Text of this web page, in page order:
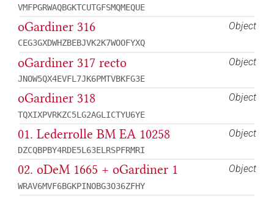
VMFPGRWAQBGKTCUTGFSMQMEQUE
Object
oGardiner 316
CEG3GXDWHZBEBJVK2K7WOOFYXQ
Object
oGardiner 317 recto
JNOW5QX4EVFL7JK6PMTVBKFG3E
Object
oGardiner 318
TQXIXPVRKZC5LG2AGLICTYU6YE
Object
01. Lederrolle BM EA 10258
DZCQBPBY4RDE5L63ELRSPFRMRI
Object
02. oDeM 1665 + oGardiner 1
WRAV6MVF6BGKPINOBG3O36ZFHY